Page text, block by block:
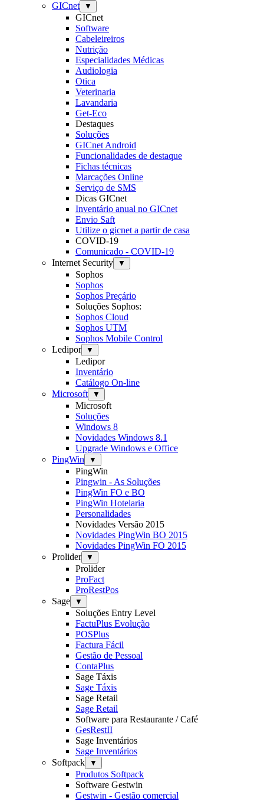
GICnet ▼
GICnet
Software
Cabeleireiros
Nutrição
Especialidades Médicas
Audiologia
Otica
Veterinaria
Lavandaria
Get-Eco
Destaques
Soluções
GICnet Android
Funcionalidades de destaque
Fichas técnicas
Marcações Online
Serviço de SMS
Dicas GICnet
Inventário anual no GICnet
Envio Saft
Utilize o gicnet a partir de casa
COVID-19
Comunicado - COVID-19
Internet Security
▼
Sophos
Sophos
Sophos Preçário
Soluções Sophos:
Sophos Cloud
Sophos UTM
Sophos Mobile Control
Ledipor
▼
Ledipor
Inventário
Catálogo On-line
Microsoft
▼
Microsoft
Soluções
Windows 8
Novidades Windows 8.1
Upgrade Windows e Office
PingWin
▼
PingWin
Pingwin - As Soluções
PingWin FO e BO
PingWin Hotelaria
Personalidades
Novidades Versão 2015
Novidades PingWin BO 2015
Novidades PingWin FO 2015
Prolider
▼
Prolider
ProFact
ProRestPos
Sage
▼
Soluções Entry Level
FactuPlus Evolução
POSPlus
Factura Fácil
Gestão de Pessoal
ContaPlus
Sage Táxis
Sage Táxis
Sage Retail
Sage Retail
Software para Restaurante / Café
GesRestII
Sage Inventários
Sage Inventários
Softpack
▼
Produtos Softpack
Software Gestwin
Gestwin - Gestão comercial